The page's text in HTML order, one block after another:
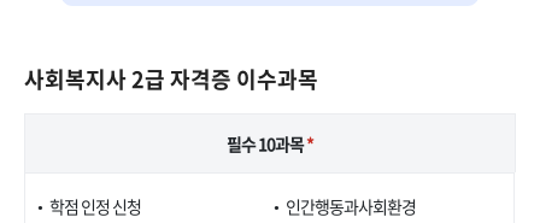
사회복지사 2급 자격증 이수과목
필수 10과목*
학점 인정 신청
인간행동과사회환경